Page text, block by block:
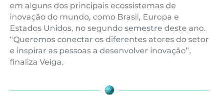
em alguns dos principais ecossistemas de
inovação do mundo, como Brasil, Europa e
Estados Unidos, no segundo semestre deste ano.
“Queremos conectar os diferentes atores do setor
e inspirar as pessoas a desenvolver inovação”,
finaliza Veiga.